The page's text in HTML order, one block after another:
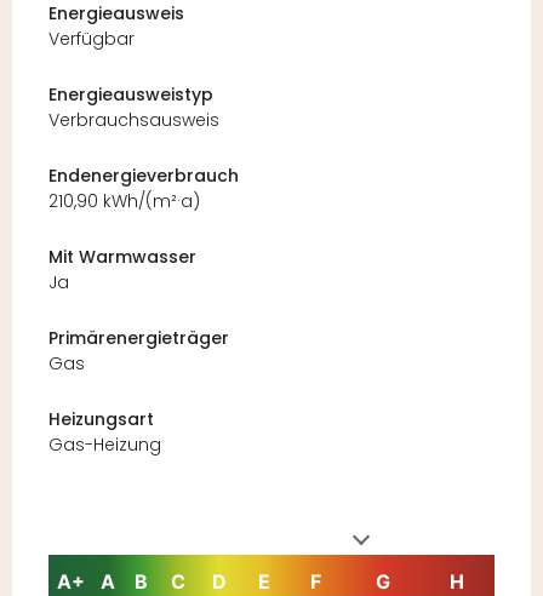
Energieausweis
Verfügbar
Energie­ausweistyp
Verbrauchsausweis
Endenergieverbrauch
210,90 kWh/(m²·a)
Mit Warmwasser
Ja
Primärenergieträger
Gas
Heizungsart
Gas-Heizung
A+ A B C D E F G H